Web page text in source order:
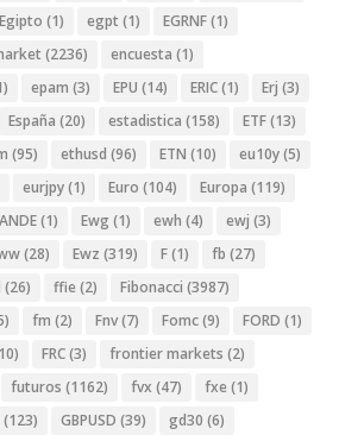
Egipto (1) egpt (1) EGRNF(1)
(2236) encuesta (1)
epam (3) EPU (14) ERIC(1) Erj (3)
España (20) estadistica (158) ETF(13)
(95) ethusd (96) ETN (10) eu10y(5)
eurjpy(1) Euro (104) Europa (119)
(1) Ewg (1) ewh (4) ewj (3)
(28) Ewz (319) F(1) fb (27)
(26) ffie (2) Fibonacci (3987)
fm (2) Fnv(7) Fomc(9) FORD (1)
FRC(3) frontier markets (2)
futuros (1162) fvx (47) fxe (1)
(123) GBPUSD (39) gd30 (6)